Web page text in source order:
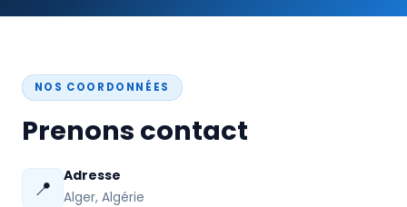
❤️ Faire un don
NOS COORDONNÉES
Prenons contact
📍
Adresse
Alger, Algérie